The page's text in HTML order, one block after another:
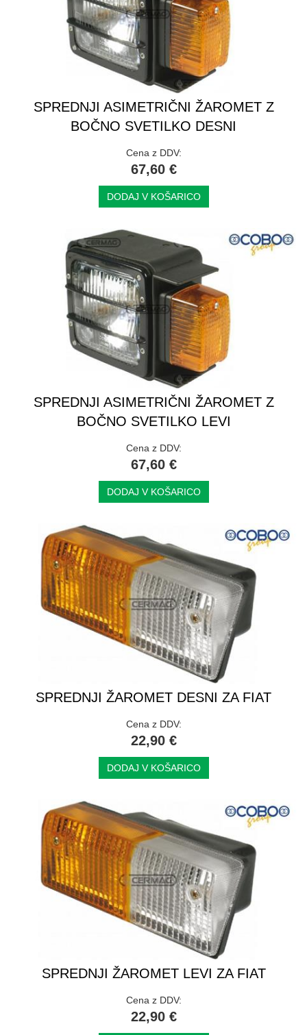
SPREDNJI ASIMETRIČNI ŽAROMET Z
BOČNO SVETILKO DESNI
Cena z DDV:
67,60 €
DODAJ V KOŠARICO
SPREDNJI ASIMETRIČNI ŽAROMET Z
BOČNO SVETILKO LEVI
Cena z DDV:
67,60 €
DODAJ V KOŠARICO
SPREDNJI ŽAROMET DESNI ZA FIAT
Cena z DDV:
22,90 €
DODAJ V KOŠARICO
SPREDNJI ŽAROMET LEVI ZA FIAT
Cena z DDV:
22,90 €